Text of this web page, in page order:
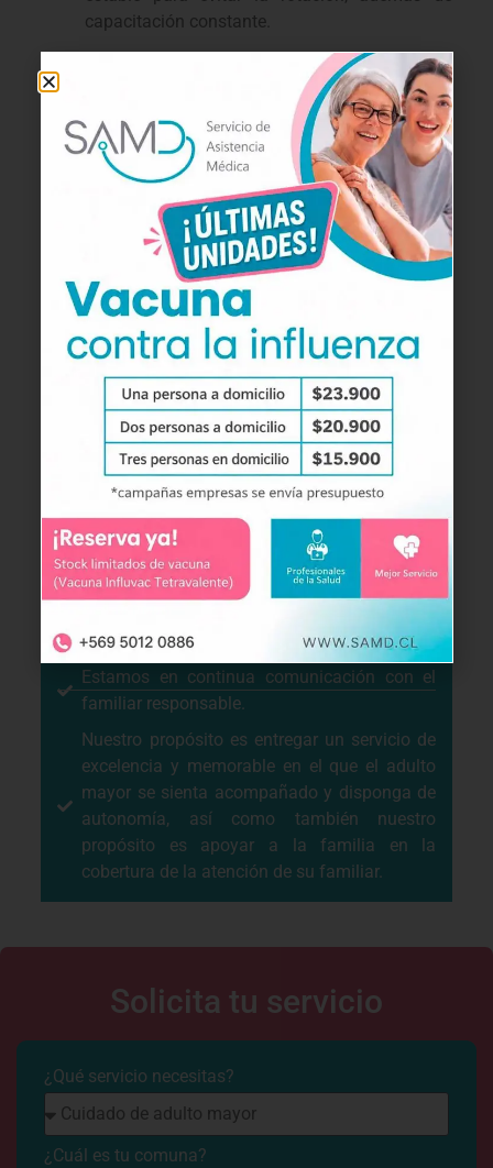
capacitación constante.
¿ Cómo trabajamos?
Personal de SAMD acude al domicilio y
realiza servicios de acompañamiento al
adulto mayor.
Nuestro personal asistirá al adulto en sus
quehaceres matutinos, podrán compartir
tiempo juntos, conversar, asistir a algún
evento, visita médica. Compras en el
supermercado o farmacia, visitas al parque,
entre otros.
Nuestro personal asiste continuamente al
adulto mayor apoyándolo en sus actividades
de rutina tales como aseo y limpieza,
alimentación, cuidados y acompañamiento.
Toda programación de actividad es
programada y convenida previamente con el
adulto o tutor responsable.
Estamos en continua comunicación con el
familiar responsable.
Nuestro propósito es entregar un servicio de
excelencia y memorable en el que el adulto
mayor se sienta acompañado y disponga de
autonomía, así como también nuestro
propósito es apoyar a la familia en la
cobertura de la atención de su familiar.
Solicita tu servicio
¿Qué servicio necesitas?
¿Cuál es tu comuna?